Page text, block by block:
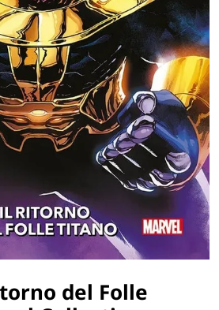
del Folle